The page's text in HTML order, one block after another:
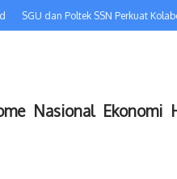
SGU dan Poltek SSN Perkuat
Nasional Ekonomi